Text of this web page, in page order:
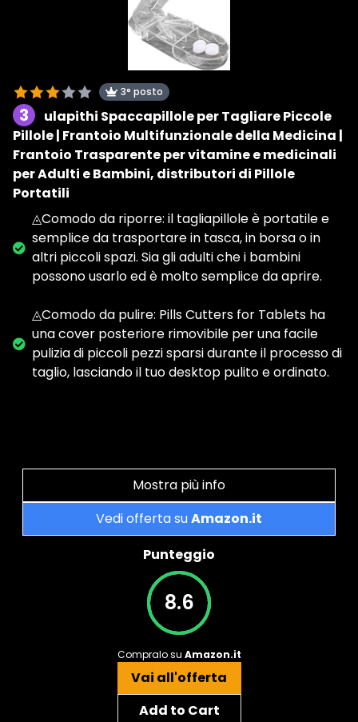
3° posto
3
ulapithi Spaccapillole per Tagliare Piccole
Pillole | Frantoio Multifunzionale della Medicina |
Frantoio Trasparente per vitamine e medicinali
per Adulti e Bambini, distributori di Pillole
Portatili
◬Comodo da riporre: il tagliapillole è portatile e
semplice da trasportare in tasca, in borsa o in
altri piccoli spazi. Sia gli adulti che i bambini
possono usarlo ed è molto semplice da aprire.
◬Comodo da pulire: Pills Cutters for Tablets ha
una cover posteriore rimovibile per una facile
pulizia di piccoli pezzi sparsi durante il processo di
taglio, lasciando il tuo desktop pulito e ordinato.
Mostra più info
Vedi offerta suAmazon.it
Punteggio
8.6
Compralo su Amazon.it
Vai all'offerta
Add to Cart